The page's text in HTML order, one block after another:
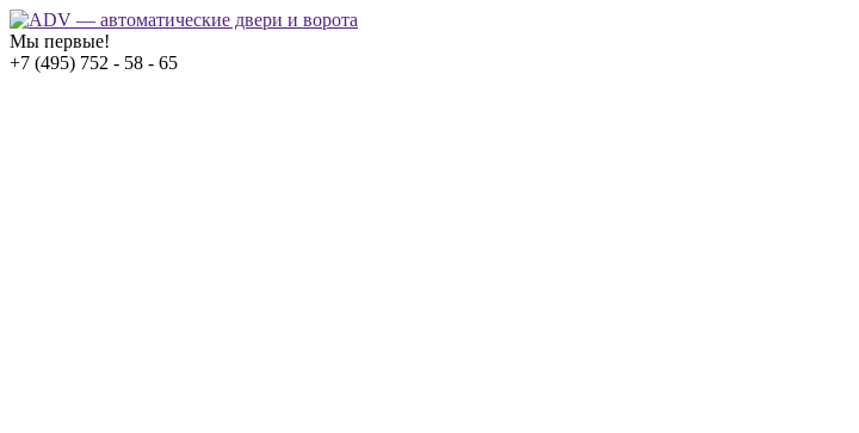
Мы первые!
+7 (495) 752 - 58 - 65